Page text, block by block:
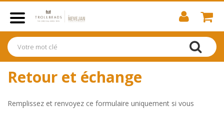
Retour et échange
Remplissez et renvoyez ce formulaire uniquement si vous